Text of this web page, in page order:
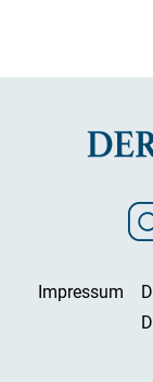
Impressum